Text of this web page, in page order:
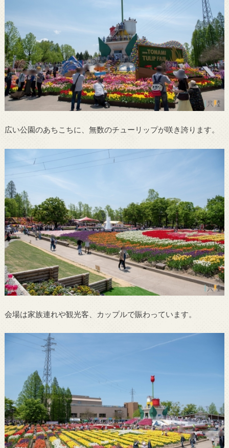
広い公園のあちこちに、無数のチューリップが咲き誇ります。
会場は家族連れや観光客、カップルで賑わっています。